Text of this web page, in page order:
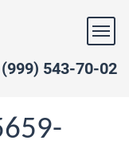
543-70-02